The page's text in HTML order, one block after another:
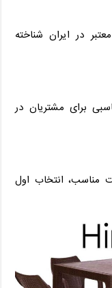
در ایران شناخته
برای مشتریان در
مناسب، انتخاب اول